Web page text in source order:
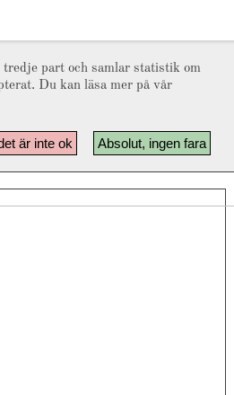
tredje part och samlar statistik om
Du kan läsa mer på vår
Absolut, ingen fara
är inte ok